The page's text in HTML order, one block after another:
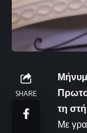
SHARE
τη
Με